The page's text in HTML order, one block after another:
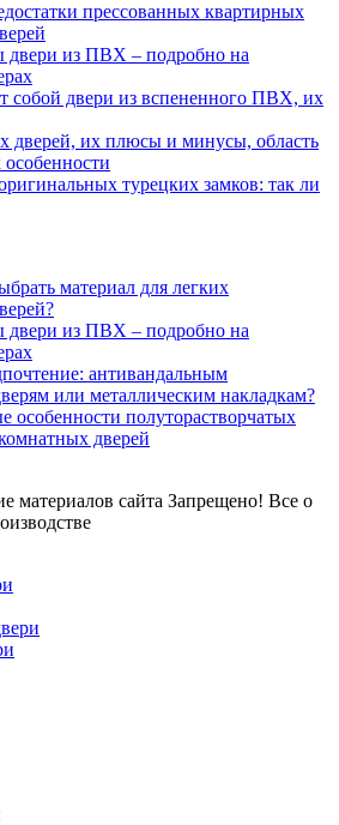
прессованных квартирных
из ПВХ – подробно на
собой двери из вспененного ПВХ, их
дверей, их плюсы и минусы, область
турецких замков: так ли
материал для легких
из ПВХ – подробно на
антивандальным
или металлическим накладкам?
особенности полуторастворчатых
дверей
материалов сайта Запрещено! Все о